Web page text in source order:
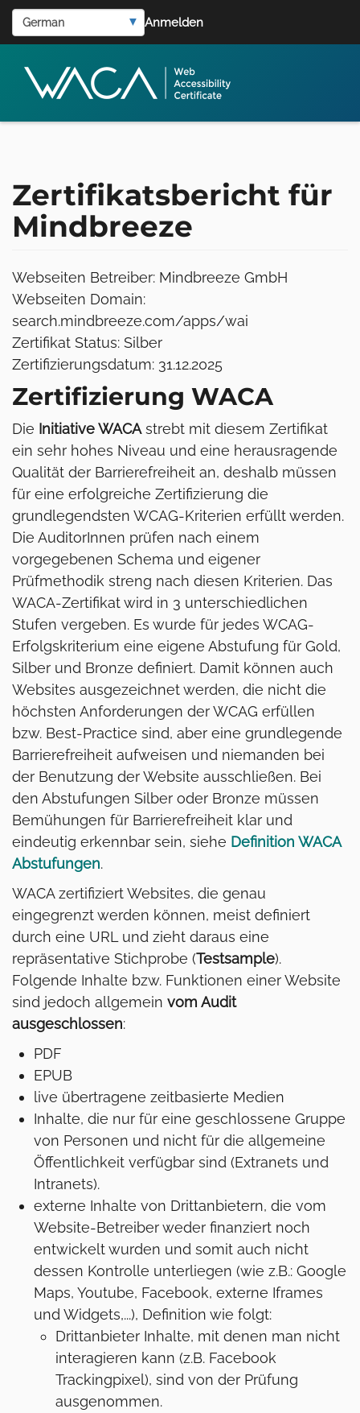
Direkt
zum
Select
your
User
account
menu
Anmelden
Zertifikatsbericht für
Mindbreeze
Webseiten Betreiber: Mindbreeze GmbH
Webseiten Domain:
search.mindbreeze.com/apps/wai
Zertifikat Status: Silber
Zertifizierungsdatum: 31.12.2025
Zertifizierung WACA
Die Initiative WACAstrebt mit diesem Zertifikat
ein sehr hohes Niveau und eine herausragende
Qualität der Barrierefreiheit an, deshalb müssen
für eine erfolgreiche Zertifizierung die
grundlegendsten WCAG-Kriterien erfüllt werden.
Die AuditorInnen prüfen nach einem
vorgegebenen Schema und eigener
Prüfmethodik streng nach diesen Kriterien. Das
WACA-Zertifikat wird in 3 unterschiedlichen
Stufen vergeben. Es wurde für jedes WCAG-
Erfolgskriterium eine eigene Abstufung für Gold,
Silber und Bronze definiert. Damit können auch
Websites ausgezeichnet werden, die nicht die
höchsten Anforderungen der WCAG erfüllen
bzw. Best-Practice sind, aber eine grundlegende
Barrierefreiheit aufweisen und niemanden bei
der Benutzung der Website ausschließen. Bei
den Abstufungen Silber oder Bronze müssen
Bemühungen für Barrierefreiheit klar und
eindeutig erkennbar sein, siehe Definition WACA
Abstufungen.
WACA zertifiziert Websites, die genau
eingegrenzt werden können, meist definiert
durch eine URL und zieht daraus eine
repräsentative Stichprobe (Testsample).
Folgende Inhalte bzw. Funktionen einer Website
sind jedoch allgemein vom Audit
ausgeschlossen:
PDF
EPUB
live übertragene zeitbasierte Medien
Inhalte, die nur für eine geschlossene Gruppe
von Personen und nicht für die allgemeine
Öffentlichkeit verfügbar sind (Extranets und
Intranets).
externe Inhalte von Drittanbietern, die vom
Website-Betreiber weder finanziert noch
entwickelt wurden und somit auch nicht
dessen Kontrolle unterliegen (wie z.B.: Google
Maps, Youtube, Facebook, externe Iframes
und Widgets,...), Definition wie folgt:
Drittanbieter Inhalte, mit denen man nicht
interagieren kann (z.B. Facebook
Trackingpixel), sind von der Prüfung
ausgenommen.